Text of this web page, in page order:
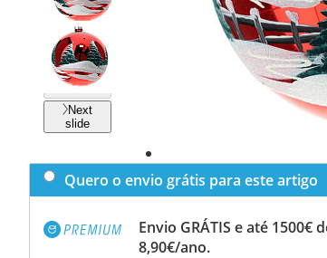
Previous
slide
Next
slide
Quero o envio grátis para este artigo
Envio GRÁTIS e até 1500€
8,90€/ano.